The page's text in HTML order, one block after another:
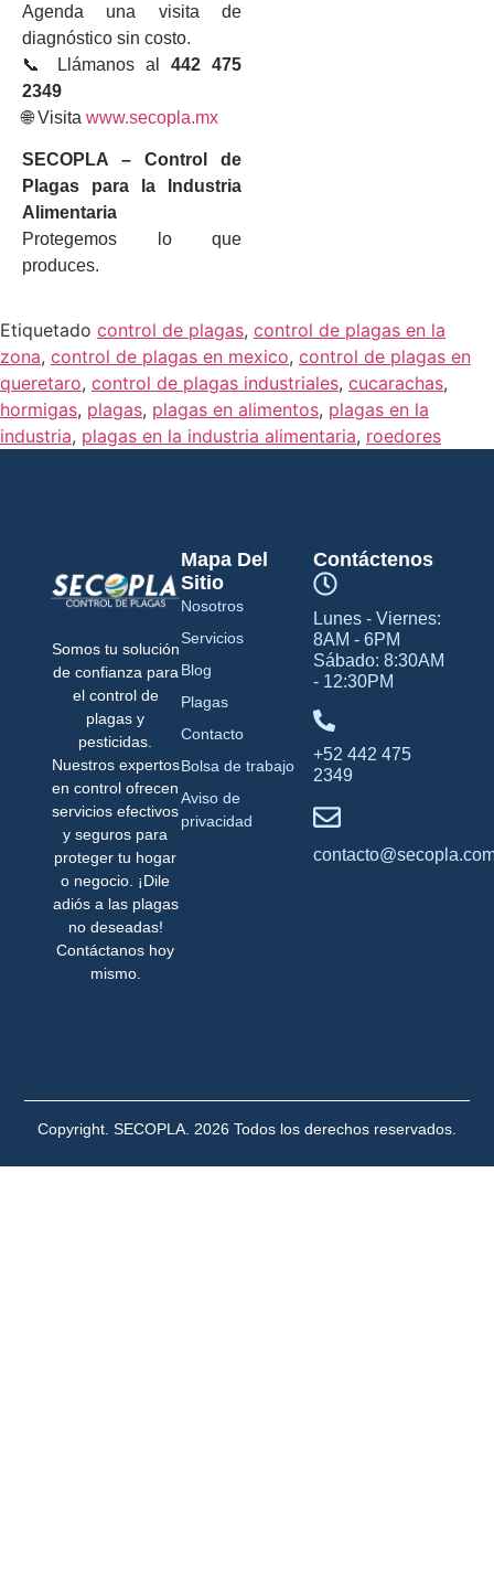
Agenda una visita de
diagnóstico sin costo.
📞 Llámanos al442 475
2349
🌐 Visita www.secopla.mx
SECOPLA – Control de
Plagas para la Industria
Alimentaria
Protegemos lo que
produces.
Etiquetado control de plagas, control de plagas en la
zona, control de plagas en mexico, control de plagas en
queretaro, control de plagas industriales, cucarachas,
hormigas, plagas, plagas en alimentos, plagas en la
industria, plagas en la industria alimentaria, roedores
Somos tu solución
de confianza para
el control de
plagas y
pesticidas.
Nuestros expertos
en control ofrecen
servicios efectivos
y seguros para
proteger tu hogar
o negocio. ¡Dile
adiós a las plagas
no deseadas!
Contáctanos hoy
mismo.
Contáctenos
Lunes - Viernes:
8AM - 6PM
Sábado: 8:30AM
- 12:30PM
+52 442 475
2349
Mapa Del
Sitio
Nosotros
Servicios
Blog
Plagas
Contacto
Bolsa de trabajo
Aviso de
privacidad
Copyright. SECOPLA. 2026 Todos los derechos reservados.